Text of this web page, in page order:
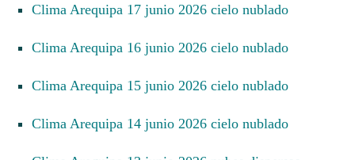
Clima Arequipa 17 junio 2026 cielo nublado
Clima Arequipa 16 junio 2026 cielo nublado
Clima Arequipa 15 junio 2026 cielo nublado
Clima Arequipa 14 junio 2026 cielo nublado